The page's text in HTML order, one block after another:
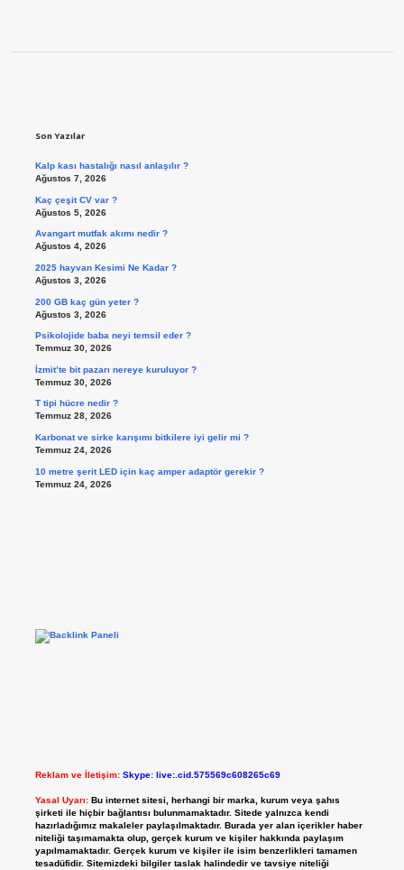
Son Yazılar
Kalp kası hastalığı nasıl anlaşılır ?
Ağustos 7, 2026
Kaç çeşit CV var ?
Ağustos 5, 2026
Avangart mutfak akımı nedir ?
Ağustos 4, 2026
2025 hayvan Kesimi Ne Kadar ?
Ağustos 3, 2026
200 GB kaç gün yeter ?
Ağustos 3, 2026
Psikolojide baba neyi temsil eder ?
Temmuz 30, 2026
İzmit’te bit pazarı nereye kuruluyor ?
Temmuz 30, 2026
T tipi hücre nedir ?
Temmuz 28, 2026
Karbonat ve sirke karışımı bitkilere iyi gelir mi ?
Temmuz 24, 2026
10 metre şerit LED için kaç amper adaptör gerekir ?
Temmuz 24, 2026
Reklam ve İletişim: Skype: live:.cid.575569c608265c69
Yasal Uyarı: Bu internet sitesi, herhangi bir marka, kurum veya şahıs
şirketi ile hiçbir bağlantısı bulunmamaktadır. Sitede yalnızca kendi
hazırladığımız makaleler paylaşılmaktadır. Burada yer alan içerikler haber
niteliği taşımamakta olup, gerçek kurum ve kişiler hakkında paylaşım
yapılmamaktadır. Gerçek kurum ve kişiler ile isim benzerlikleri tamamen
tesadüfidir. Sitemizdeki bilgiler taslak halindedir ve tavsiye niteliği